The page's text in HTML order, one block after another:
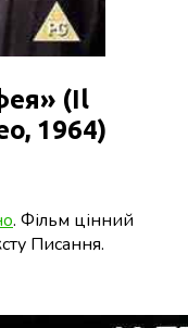
(Il
1964)
. Фільм цінний
Писання.